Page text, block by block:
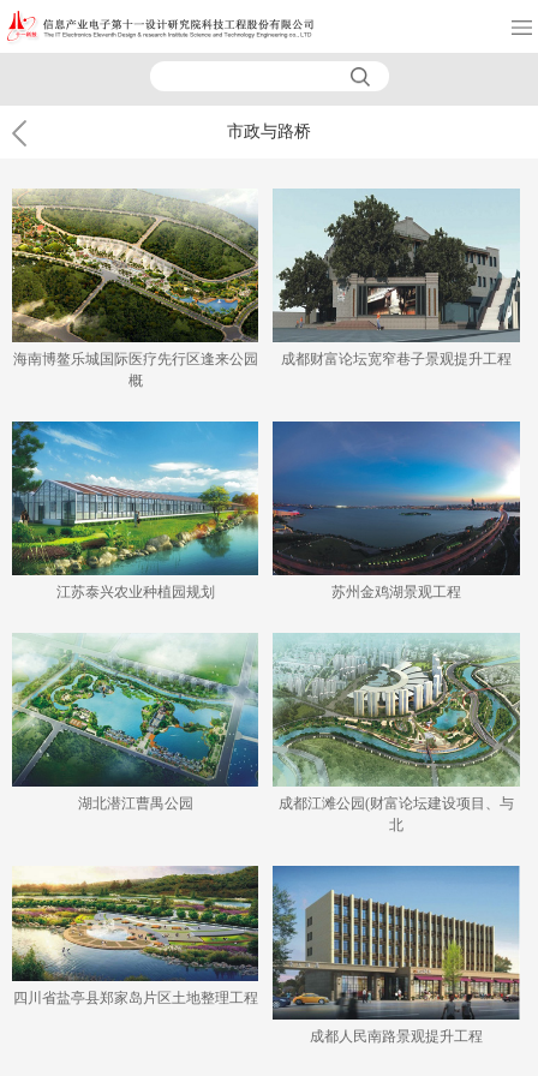
市政与路桥
海南博鳌乐城国际医疗先行区逢来公园
概
成都财富论坛宽窄巷子景观提升工程
江苏泰兴农业种植园规划 苏州金鸡湖景观工程
湖北潜江曹禺公园
成都江滩公园(财富论坛建设项目、与
北
四川省盐亭县郑家岛片区土地整理工程
成都人民南路景观提升工程